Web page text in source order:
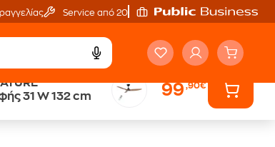
Service από 20'
31 W 132 cm
99,90€
Άτοκες Δόσεις